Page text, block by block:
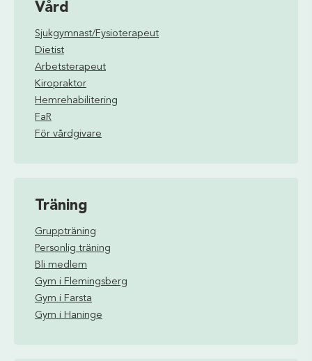
Vård
Sjukgymnast/Fysioterapeut
Dietist
Arbetsterapeut
Kiropraktor
Hemrehabilitering
FaR
För vårdgivare
Träning
Gruppträning
Personlig träning
Bli medlem
Gym i Flemingsberg
Gym i Farsta
Gym i Haninge